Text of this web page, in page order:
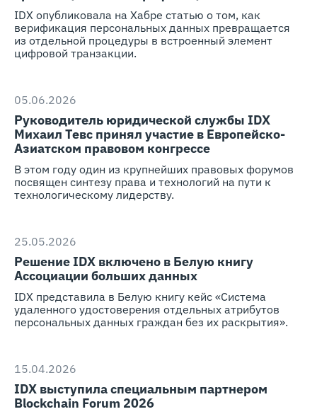
IDX опубликовала на Хабре статью о том, как
верификация персональных данных превращается
из отдельной процедуры в встроенный элемент
цифровой транзакции.
05.06.2026
Руководитель юридической службы IDX
Михаил Тевс принял участие в Европейско-
Азиатском правовом конгрессе
В этом году один из крупнейших правовых форумов
посвящен синтезу права и технологий на пути к
технологическому лидерству.
25.05.2026
Решение IDX включено в Белую книгу
Ассоциации больших данных
IDX представила в Белую книгу кейс «Система
удаленного удостоверения отдельных атрибутов
персональных данных граждан без их раскрытия».
15.04.2026
IDX выступила специальным партнером
Blockchain Forum 2026